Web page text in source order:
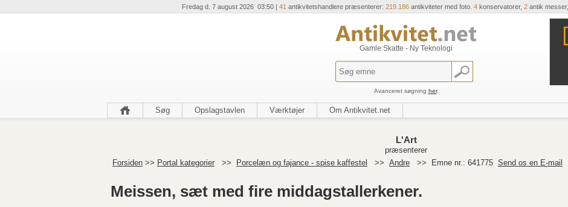
Fredag d. 7 august 2026 03:50 | 41 antikvitetshandlere præsenterer: 219.186antikviteter med foto. 4konservatorer, 2antik messer,
Gamle Skatte - Ny Teknologi
Avanceret søgning her.
Søg Opslagstavlen Værktøjer Om Antikvitet.net
L'Art
præsenterer
Forsiden >> Portal kategorier >> Porcelæn og fajance - spise kaffestel >> Andre >> Emne nr.: 641775 Send os en E-mail
Meissen, sæt med fire middagstallerkener.